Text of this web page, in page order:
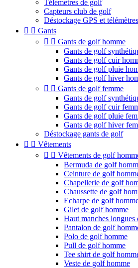
Télémètres de golf
Capteurs club de golf
Déstockage GPS et
  Gants
  Gants de golf homme
Gants de golf
Gants de golf cuir
Gants de golf pluie
Gants de golf hiver
  Gants de golf femme
Gants de golf
Gants de golf cuir
Gants de golf pluie
Gants de golf hiver
Déstockage gants de golf
  Vêtements
  Vêtements de golf
Bermuda de golf
Ceinture de golf
Chapellerie de golf
Chaussette de golf
Echarpe de golf
Gilet de golf homme
Haut manches
Pantalon de golf
Polo de golf homme
Pull de golf homme
Tee shirt de golf
Veste de golf homme